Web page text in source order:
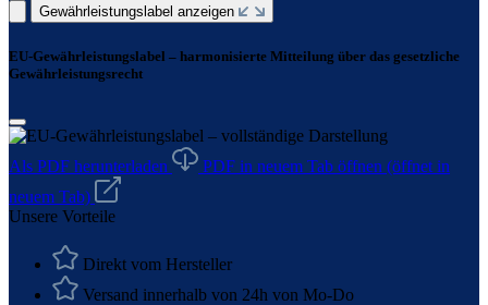
Gewährleistungslabel anzeigen
EU-Gewährleistungslabel – harmonisierte Mitteilung über das gesetzliche
Gewährleistungsrecht
Als PDF herunterladen PDF in neuem Tab öffnen (öffnet in
neuem Tab)
Unsere Vorteile
Direkt vom Hersteller
Versand innerhalb von 24h von Mo-Do